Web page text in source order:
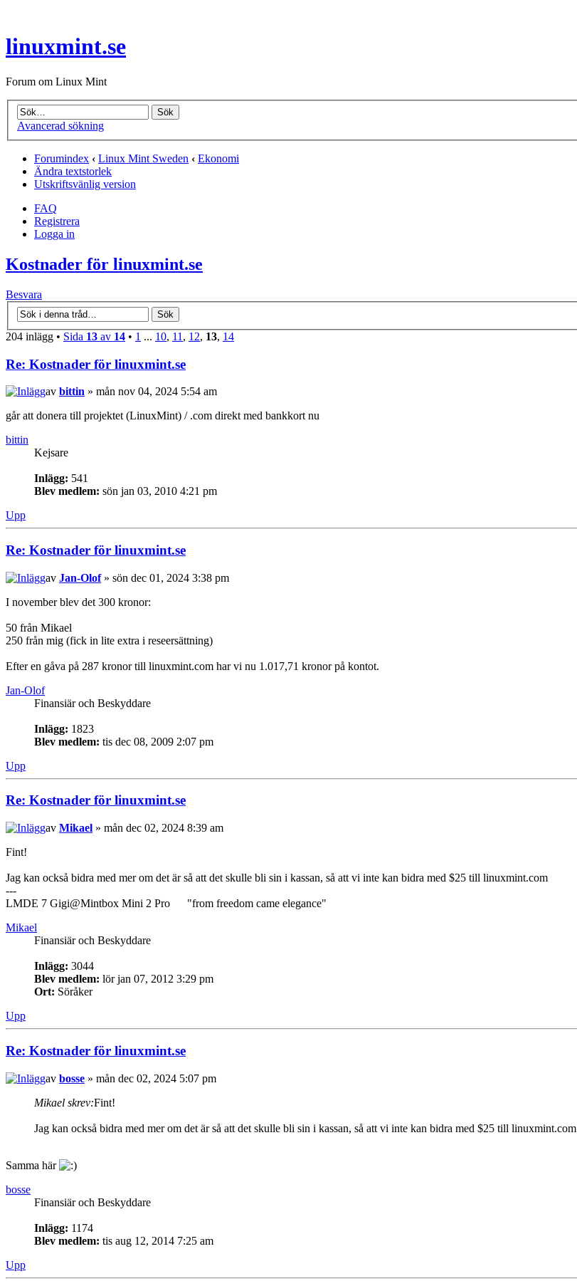
linuxmint.se
Forum om Linux Mint
Avancerad sökning
Forumindex ‹ Linux Mint Sweden ‹ Ekonomi
Ändra textstorlek
Utskriftsvänlig version
FAQ
Registrera
Logga in
Kostnader för linuxmint.se
Besvara
204 inlägg • Sida 13 av 14 • 1 ... 10, 11 , 12, 13, 14
Re: Kostnader för linuxmint.se
av bittin » mån nov 04, 2024 5:54 am
går att donera till projektet (LinuxMint) / .com direkt med bankkort nu
bittin
Kejsare
Inlägg: 541
Blev medlem: sön jan 03, 2010 4:21 pm
Upp
Re: Kostnader för linuxmint.se
av Jan-Olof» sön dec 01, 2024 3:38 pm
I november blev det 300 kronor:
50 från Mikael
250 från mig (fick in lite extra i reseersättning)
Efter en gåva på 287 kronor till linuxmint.com har vi nu 1.017,71 kronor på kontot.
Jan-Olof
Finansiär och Beskyddare
Inlägg: 1823
Blev medlem: tis dec 08, 2009 2:07 pm
Upp
Re: Kostnader för linuxmint.se
av Mikael » mån dec 02, 2024 8:39 am
Fint!
Jag kan också bidra med mer om det är så att det skulle bli sin i kassan, så att vi inte kan bidra med $25 till linuxmint.com
---
LMDE 7 Gigi@Mintbox Mini 2 Pro "from freedom came elegance"
Mikael
Finansiär och Beskyddare
Inlägg: 3044
Blev medlem: lör jan 07, 2012 3:29 pm
Ort: Söråker
Upp
Re: Kostnader för linuxmint.se
av bosse » mån dec 02, 2024 5:07 pm
Mikael skrev:Fint!
Jag kan också bidra med mer om det är så att det skulle bli sin i kassan, så att vi inte kan bidra med $25 till linuxmint.com
Samma här
bosse
Finansiär och Beskyddare
Inlägg: 1174
Blev medlem: tis aug 12, 2014 7:25 am
Upp